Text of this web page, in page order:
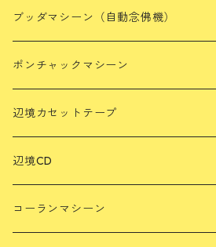
バッグ・ポシェット・ポーチ・小物入れ
アパレル
おもちゃ・人形
キッチン小物
雑貨
ブッダマシーン（自動念佛機）
ミニブッダマシーン
光るブッダマシーン
玄人好みのブッダマシーン
ポンチャックマシーン
辺境カセットテープ
ミャンマー
スリランカ
辺境CD
コーランマシーン